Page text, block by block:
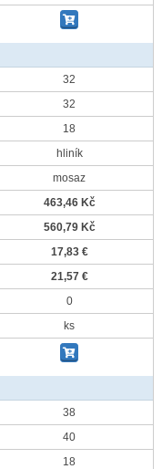
32
32
18
hliník
mosaz
463,46 Kč
560,79 Kč
17,83 €
21,57 €
0
ks
38
40
18